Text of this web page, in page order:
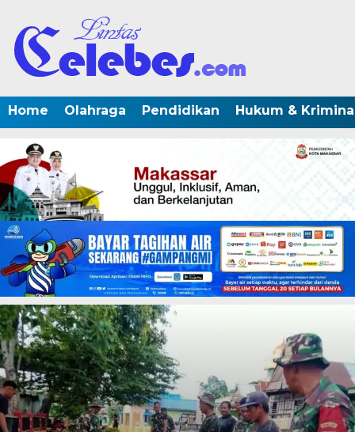
Home Olahraga Pendidikan Hukum &